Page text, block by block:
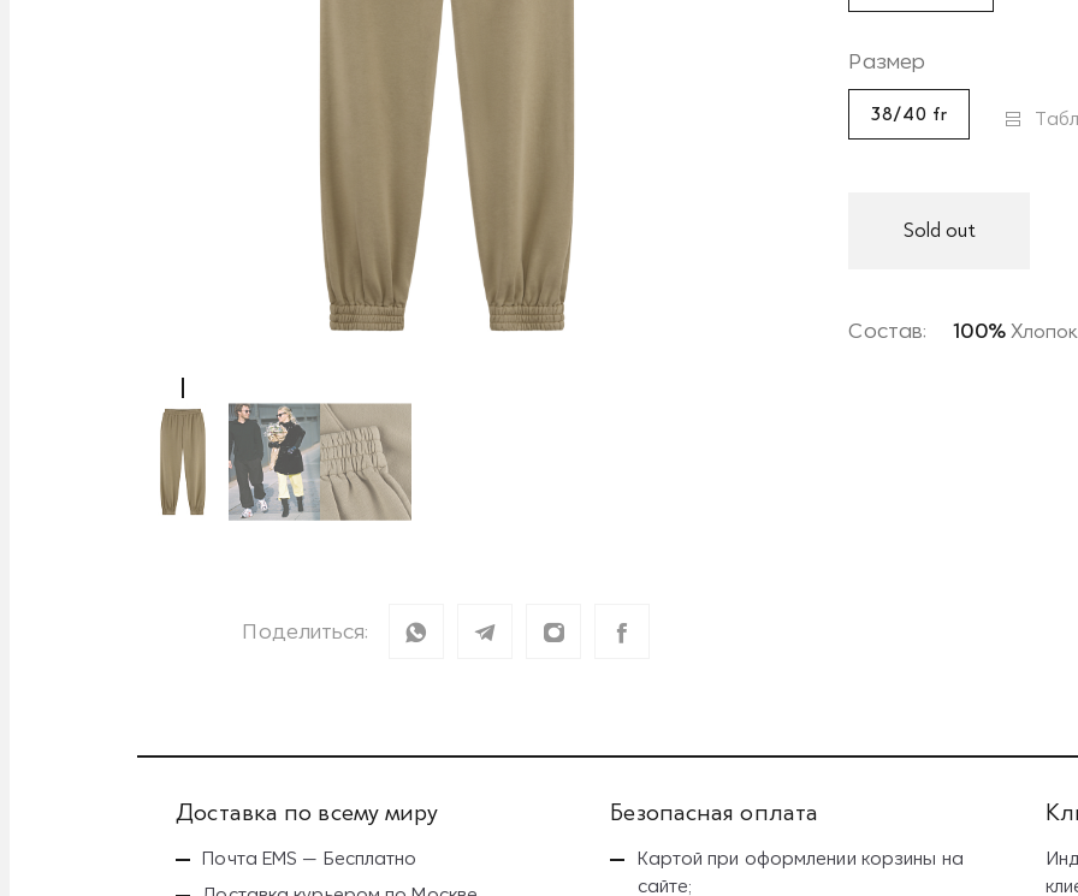
Поделиться:
Размер
38/40 fr
Sold out
Состав: 100%Хлопок
Доставка по всему миру
Почта EMS — Бесплатно
Безопасная оплата
Картой при оформлении корзины на
сайте;